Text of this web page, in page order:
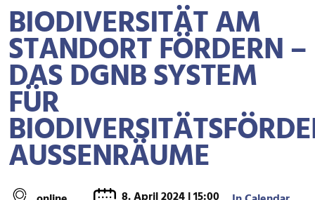
BIODIVERSITÄT AM
STANDORT FÖRDERN –
DAS DGNB SYSTEM
FÜR
AUSSENRÄUME